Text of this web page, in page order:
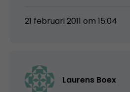
21 februari 2011 om 15:04
Laurens Boex